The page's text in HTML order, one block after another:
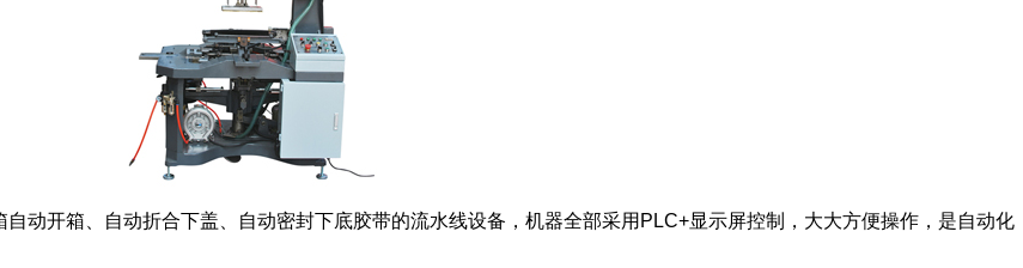
动开箱、自动折合下盖、自动密封下底胶带的流水线设备，机器全部采用PLC+显示屏控制，大大方便操作，是自动化